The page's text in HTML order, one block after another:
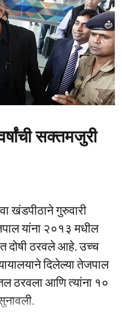
सक्तमजुरी
खंडपीठाने गुरुवारी
यांना २०१३ मधील
दोषी ठरवले आहे. उच्च
दिलेल्या तेजपाल
ठरवला आणि त्यांना १०